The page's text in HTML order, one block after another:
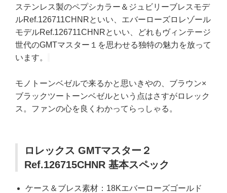
ステンレス製のペプシカラー＆ジュビリーブレスモデ
ルRef.126711CHNRといい、エバーローズロレゾール
モデルRef.126711CHNRといい、どれもヴィンテージ
世代のGMTマスター１を思わせる独特の魅力を放って
います。
モノトーンベゼルで来るかと思いきやの、ブラウン×
ブラックツートーンベゼルという点はさすがロレック
ス。ファンの心を良くわかってらっしゃる。
ロレックス GMTマスター２
Ref.126715CHNR 基本スペック
ケース＆ブレス素材：18Kエバーローズゴールド